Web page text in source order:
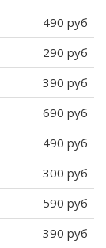
490 руб
290 руб
390 руб
690 руб
490 руб
300 руб
590 руб
390 руб